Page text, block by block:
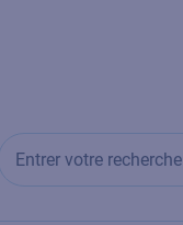
Entrer votre recherche